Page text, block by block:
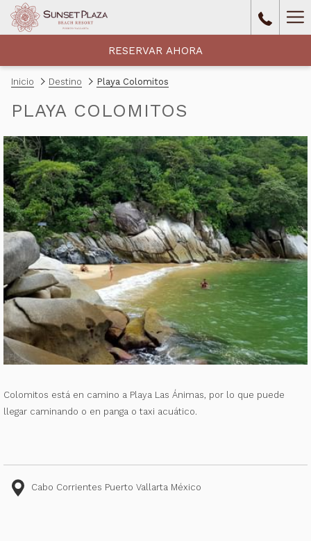
RESERVAR AHORA
Inicio Destino Playa Colomitos
PLAYA COLOMITOS
Colomitos está en camino a Playa Las Ánimas, por lo que puede
llegar caminando o en panga o taxi acuático.
Cabo Corrientes Puerto Vallarta México